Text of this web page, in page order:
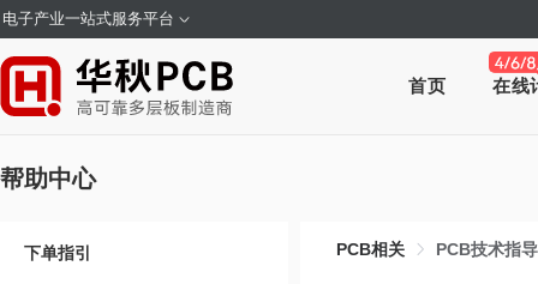
电子产业一站式服务平台
首页 在线
帮助中心
下单指引 PCB相关 PCB技术指导